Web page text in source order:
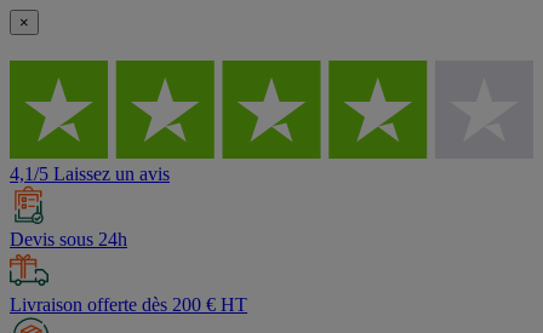
×
4,1/5 Laissez un avis
Devis sous 24h
Livraison offerte dès 200 € HT